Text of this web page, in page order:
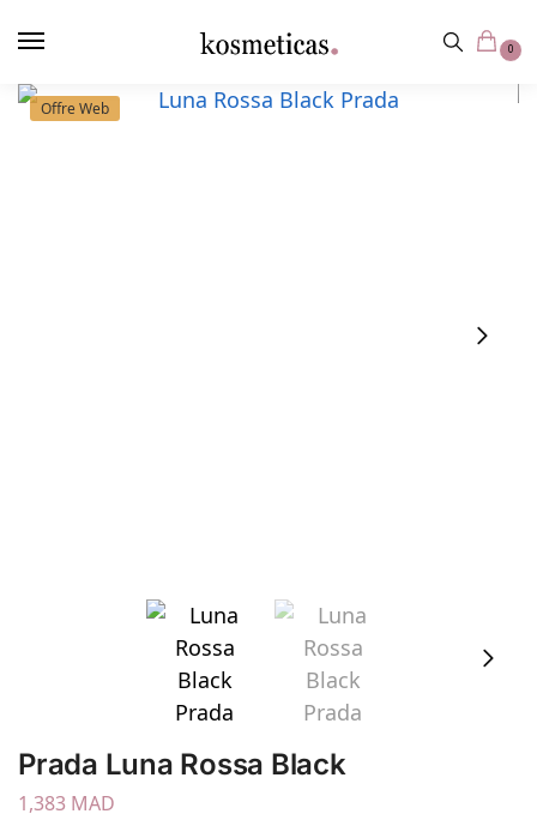
principal
0
Offre Web
Prada Luna Rossa Black
1,383 MAD